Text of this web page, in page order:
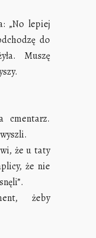
„No lepiej
do
Muszę
cmentarz.
że u taty
że nie
żeby